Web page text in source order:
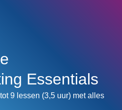
Essentials
9 lessen (3,5 uur) met alles